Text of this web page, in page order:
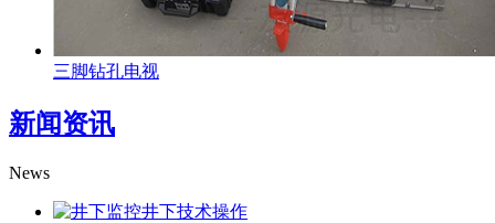
三脚钻孔电视
新闻资讯
News